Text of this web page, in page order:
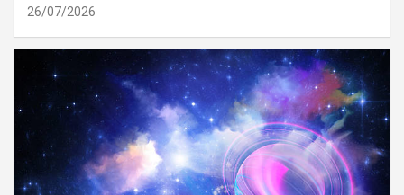
26/07/2026